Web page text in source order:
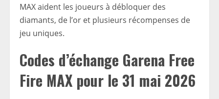
MAX aident les joueurs à débloquer des
diamants, de l’or et plusieurs récompenses de
jeu uniques.
Codes d’échange Garena Free
Fire MAX pour le 31 mai 2026